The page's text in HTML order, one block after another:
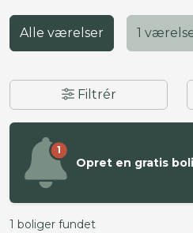
Alle værelser 1
Filtrér
1
Opret en gratis
1 boliger fundet